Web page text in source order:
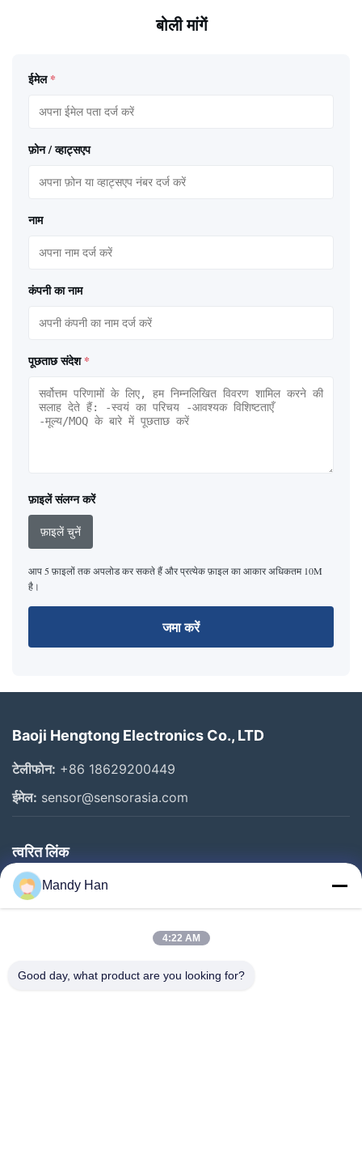
बोली मांगें
ईमेल *
फ़ोन / व्हाट्सएप
नाम
कंपनी का नाम
पूछताछ संदेश *
फ़ाइलें संलग्न करें
फ़ाइलें चुनें
आप 5 फ़ाइलों तक अपलोड कर सकते हैं और प्रत्येक फ़ाइल का आकार अधिकतम 10M
है।
जमा करें
Baoji Hengtong Electronics Co., LTD
टेलीफोन: +86 18629200449
ईमेल: sensor@sensorasia.com
त्वरित लिंक
घर
उत्पादों
हमारे बारे में
Mandy Han
4:22 AM
Good day, what product are you looking for?